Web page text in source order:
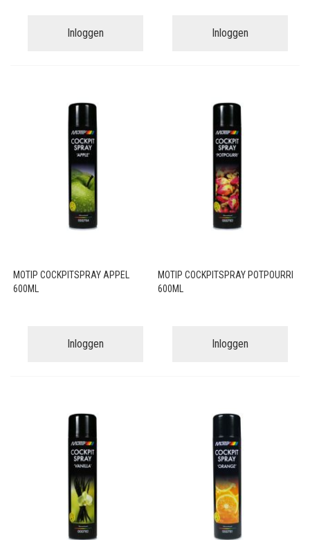
Inloggen Inloggen
MOTIP COCKPITSPRAY APPEL
600ML
Inloggen
MOTIP COCKPITSPRAY POTPOURRI
600ML
Inloggen